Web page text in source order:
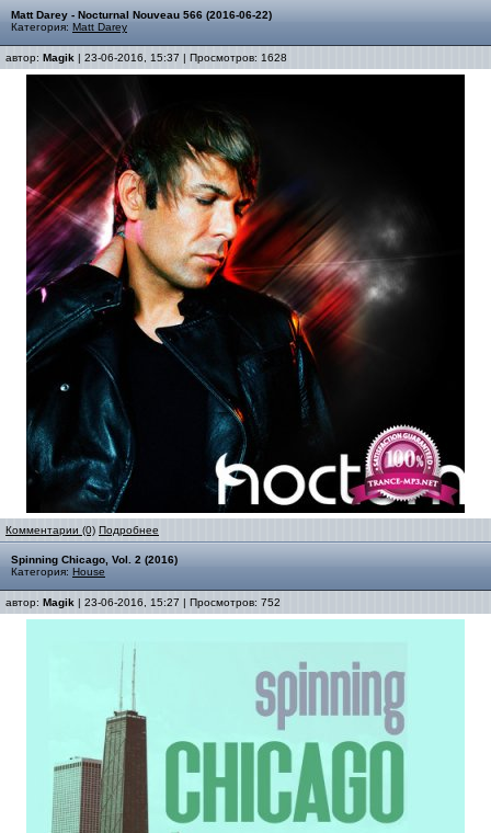
Matt Darey - Nocturnal Nouveau 566 (2016-06-22)
Категория: Matt Darey
автор: Magik | 23-06-2016, 15:37 | Просмотров: 1628
Комментарии (0) Подробнее
Spinning Chicago, Vol. 2 (2016)
Категория: House
автор: Magik | 23-06-2016, 15:27 | Просмотров: 752